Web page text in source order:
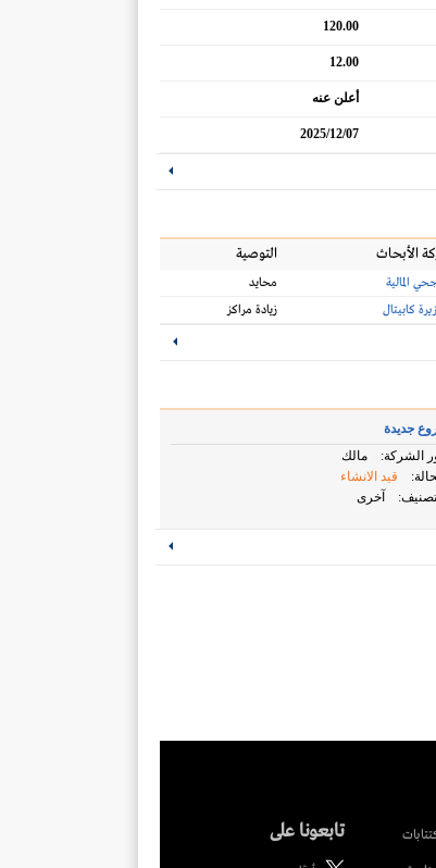
120.00
12.00
أعلن عنه
2025/12/07
الأبحاث التوصية
المالية
محايد
كابيتال زيادة مراكز
جديدة
الشركة:
مالك
قيد الانشاء
آخرى
تابعونا على